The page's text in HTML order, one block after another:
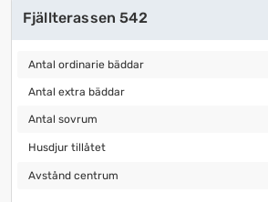
Fjällterassen 542
Antal ordinarie bäddar
Antal ordinarie bäddar
Antal extra bäddar
Antal extra bäddar
Antal sovrum
Antal sovrum
Husdjur tillåtet
Husdjur tillåtet
Avstånd centrum
Avstånd centrum